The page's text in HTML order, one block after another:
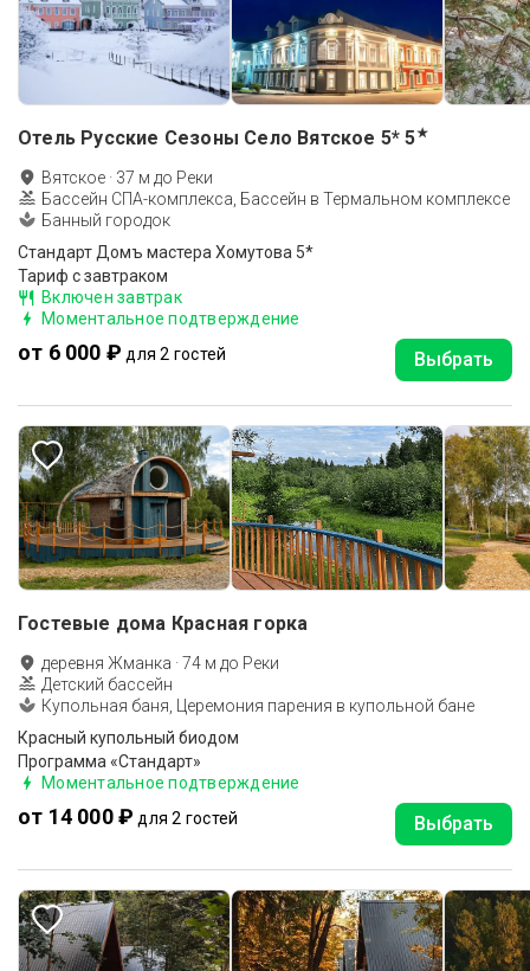
Отель Русские Сезоны Село Вятское 5* 5★
Вятское · 37 м до Реки
Бассейн СПА-комплекса, Бассейн в Термальном комплексе
Банный городок
Стандарт Домъ мастера Хомутова 5*
Тариф с завтраком
Включен завтрак
Моментальное подтверждение
от 6 000 ₽ для 2 гостей Выбрать
Гостевые дома Красная горка
деревня Жманка ·74 м до Реки
Детский бассейн
Купольная баня, Церемония парения в купольной бане
Красный купольный биодом
Программа «Стандарт»
Моментальное подтверждение
от 14 000 ₽ для 2 гостей Выбрать